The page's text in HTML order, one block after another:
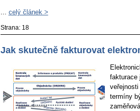
celý článek >
Strana: 18
Jak skutečně fakturovat
fakturace
termíny